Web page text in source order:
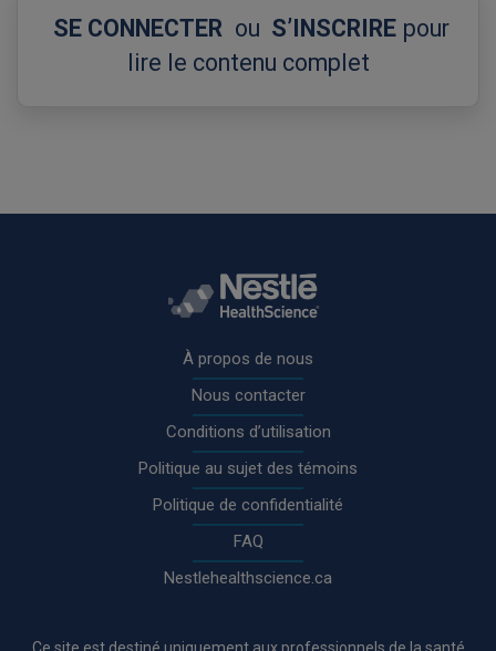
SE CONNECTER ou S’INSCRIRE pour
lire le contenu complet
À propos de nous
Nous contacter
Conditions d’utilisation
Politique au sujet des témoins
Politique de confidentialité
FAQ
Nestlehealthscience.ca